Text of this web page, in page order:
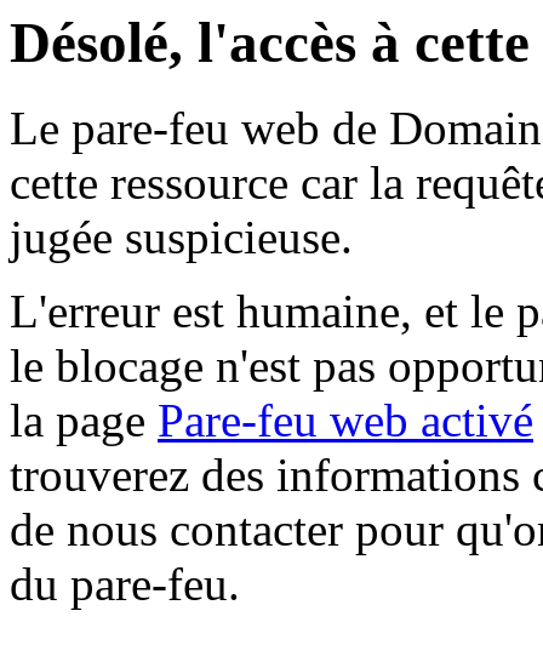
Désolé, l'accès à
Le pare-feu web de
cette ressource car la
jugée suspicieuse.
L'erreur est humaine, et le
le blocage n'est pas
la page Pare-feu web activé
trouverez des informations
de nous contacter pour
du pare-feu.